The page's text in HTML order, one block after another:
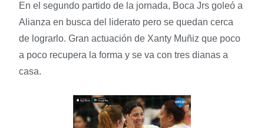
En el segundo partido de la jornada, Boca Jrs goleó a
Alianza en busca del liderato pero se quedan cerca
de lograrlo. Gran actuación de Xanty Muñiz que poco
a poco recupera la forma y se va con tres dianas a
casa.